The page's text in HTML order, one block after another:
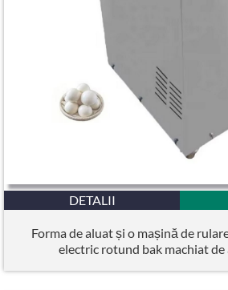
DETALII
Forma de aluat și o mașină de
electric rotund bak machiat de